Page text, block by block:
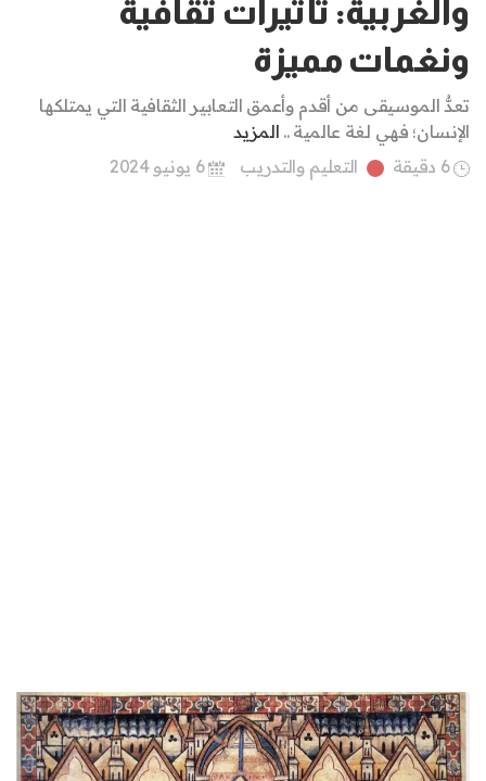
والغربية: تأثيرات ثقافية
ونغمات مميزة
تعدُّ الموسيقى من أقدم وأعمق التعابير الثقافية التي يمتلكها
الإنسان؛ فهي لغة عالمية .. المزيد
6 دقيقة
التعليم والتدريب 6 يونيو 2024